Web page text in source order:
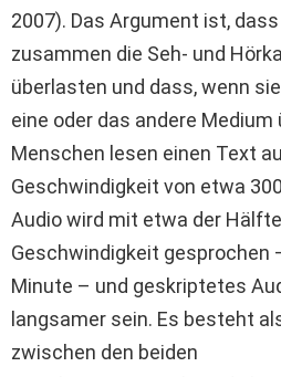
2007). Das Argument ist,
zusammen die Seh- und
überlasten und dass, wenn
eine oder das andere
Menschen lesen einen Text
Geschwindigkeit von etwa
Audio wird mit etwa der
Geschwindigkeit gesprochen
Minute – und geskriptetes
langsamer sein. Es besteht
zwischen den beiden